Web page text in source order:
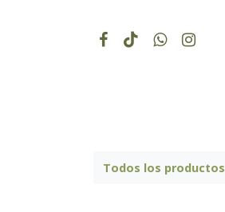
Todos los productos